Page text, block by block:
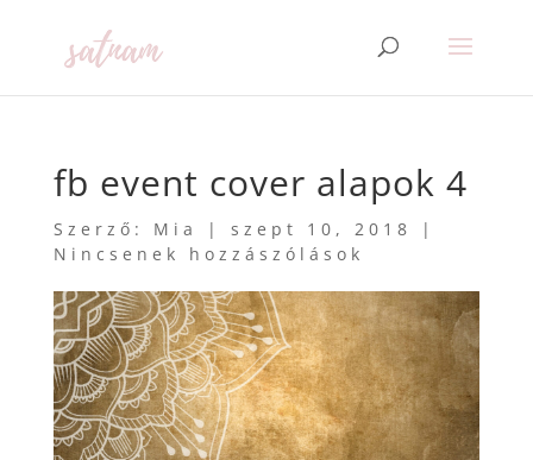
fb event cover alapok 4
Szerző: Mia | szept 10, 2018
|
Nincsenek hozzászólások